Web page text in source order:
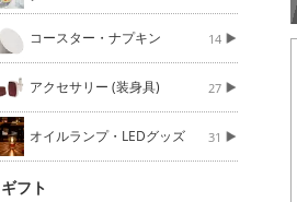
コースター・ナプキン 14
アクセサリー (装身具) 27
オイルランプ・LEDグッズ 31
ギフト